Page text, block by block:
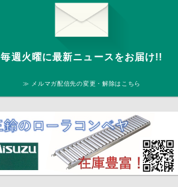
毎週火曜に最新ニュースをお届け!!
≫ メルマガ配信先の変更・解除はこちら